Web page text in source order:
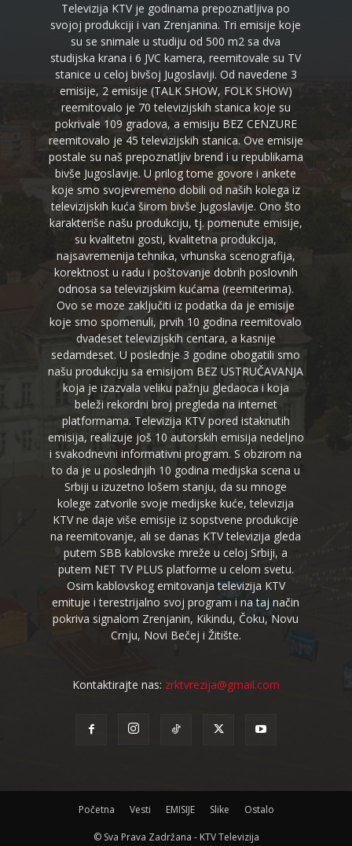
Televizija KTV je godinama prepoznatljiva po
svojoj produkciji i van Zrenjanina. Tri emisije koje
su se snimale u studiju od 500 m2 sa dva
studijska krana i 6 JVC kamera, reemitovale su TV
stanice u celoj bivšoj Jugoslaviji. Od navedene 3
emisije, 2 emisije (TALK SHOW, FOLK SHOW)
reemitovalo je 70 televizijskih stanica koje su
pokrivale 109 gradova, a emisiju BEZ CENZURE
reemitovalo je 45 televizijskih stanica. Ove emisije
postale su naš prepoznatljiv brend i u republikama
bivše Jugoslavije. U prilog tome govore i ankete
koje smo svojevremeno dobili od naših kolega iz
televizijskih kuća širom bivše Jugoslavije. Ono što
karakteriše našu produkciju, tj. pomenute emisije,
su kvalitetni gosti, kvalitetna produkcija,
najsavremenija tehnika, vrhunska scenografija,
korektnost u radu i poštovanje dobrih poslovnih
odnosa sa televizijskim kućama (reemiterima).
Ovo se moze zaključiti iz podatka da je emisije
koje smo spomenuli, prvih 10 godina reemitovalo
dvadeset televizijskih centara, a kasnije
sedamdeset. U poslednje 3 godine obogatili smo
našu produkciju sa emisijom BEZ USTRUČAVANJA
koja je izazvala veliku pažnju gledaoca i koja
beleži rekordni broj pregleda na internet
platformama. Televizija KTV pored istaknutih
emisija, realizuje još 10 autorskih emisija nedeljno
i svakodnevni informativni program. S obzirom na
to da je u poslednjih 10 godina medijska scena u
Srbiji u izuzetno lošem stanju, da su mnoge
kolege zatvorile svoje medijske kuće, televizija
KTV ne daje više emisije iz sopstvene produkcije
na reemitovanje, ali se danas KTV televizija gleda
putem SBB kablovske mreže u celoj Srbiji, a
putem NET TV PLUS platforme u celom svetu.
Osim kablovskog emitovanja televizija KTV
emituje i terestrijalno svoj program i na taj način
pokriva signalom Zrenjanin, Kikindu, Čoku, Novu
Crnju, Novi Bečej i Žitište.
Kontaktirajte nas: zrktvrezija@gmail.com
Početna Vesti EMISIJE Slike Ostalo
© Sva Prava Zadržana - KTV Televizija